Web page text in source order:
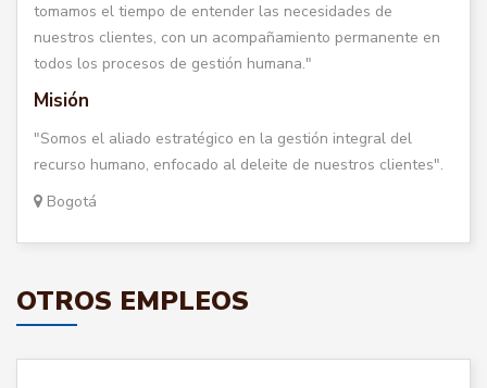
tomamos el tiempo de entender las necesidades de
nuestros clientes, con un acompañamiento permanente en
todos los procesos de gestión humana."
Misión
"Somos el aliado estratégico en la gestión integral del
recurso humano, enfocado al deleite de nuestros clientes".
Bogotá
OTROS EMPLEOS